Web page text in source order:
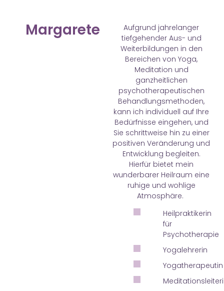
Margarete
Aufgrund jahrelanger
tiefgehender Aus- und
Weiterbildungen in den
Bereichen von Yoga,
Meditation und
ganzheitlichen
psychotherapeutischen
Behandlungsmethoden,
kann ich individuell auf Ihre
Bedürfnisse eingehen, und
Sie schrittweise hin zu einer
positiven Veränderung und
Entwicklung begleiten.
Hierfür bietet mein
wunderbarer Heilraum eine
ruhige und wohlige
Atmosphäre.
Heilpraktikerin
für
Psychotherapie
Yogalehrerin
Yogatherapeutin